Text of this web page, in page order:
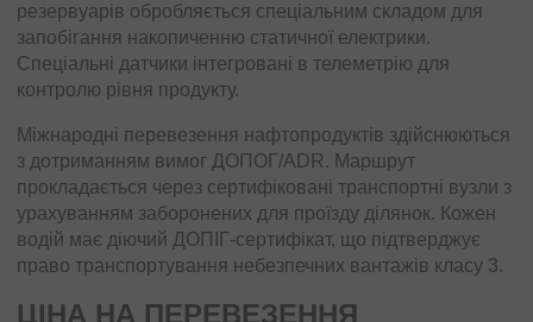
резервуарів обробляється спеціальним складом для
запобігання накопиченню статичної електрики.
Спеціальні датчики інтегровані в телеметрію для
контролю рівня продукту.
Міжнародні перевезення нафтопродуктів здійснюються
з дотриманням вимог ДОПОГ/ADR. Маршрут
прокладається через сертифіковані транспортні вузли з
урахуванням заборонених для проїзду ділянок. Кожен
водій має діючий ДОПІГ-сертифікат, що підтверджує
право транспортування небезпечних вантажів класу 3.
ЦІНА НА ПЕРЕВЕЗЕННЯ